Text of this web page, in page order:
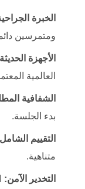
الخبرة
ومتمرسين
الأجهزة
العالمية
الشفافية
بدء الجلسة.
التقييم
متناهية.
التخدير الآمن: